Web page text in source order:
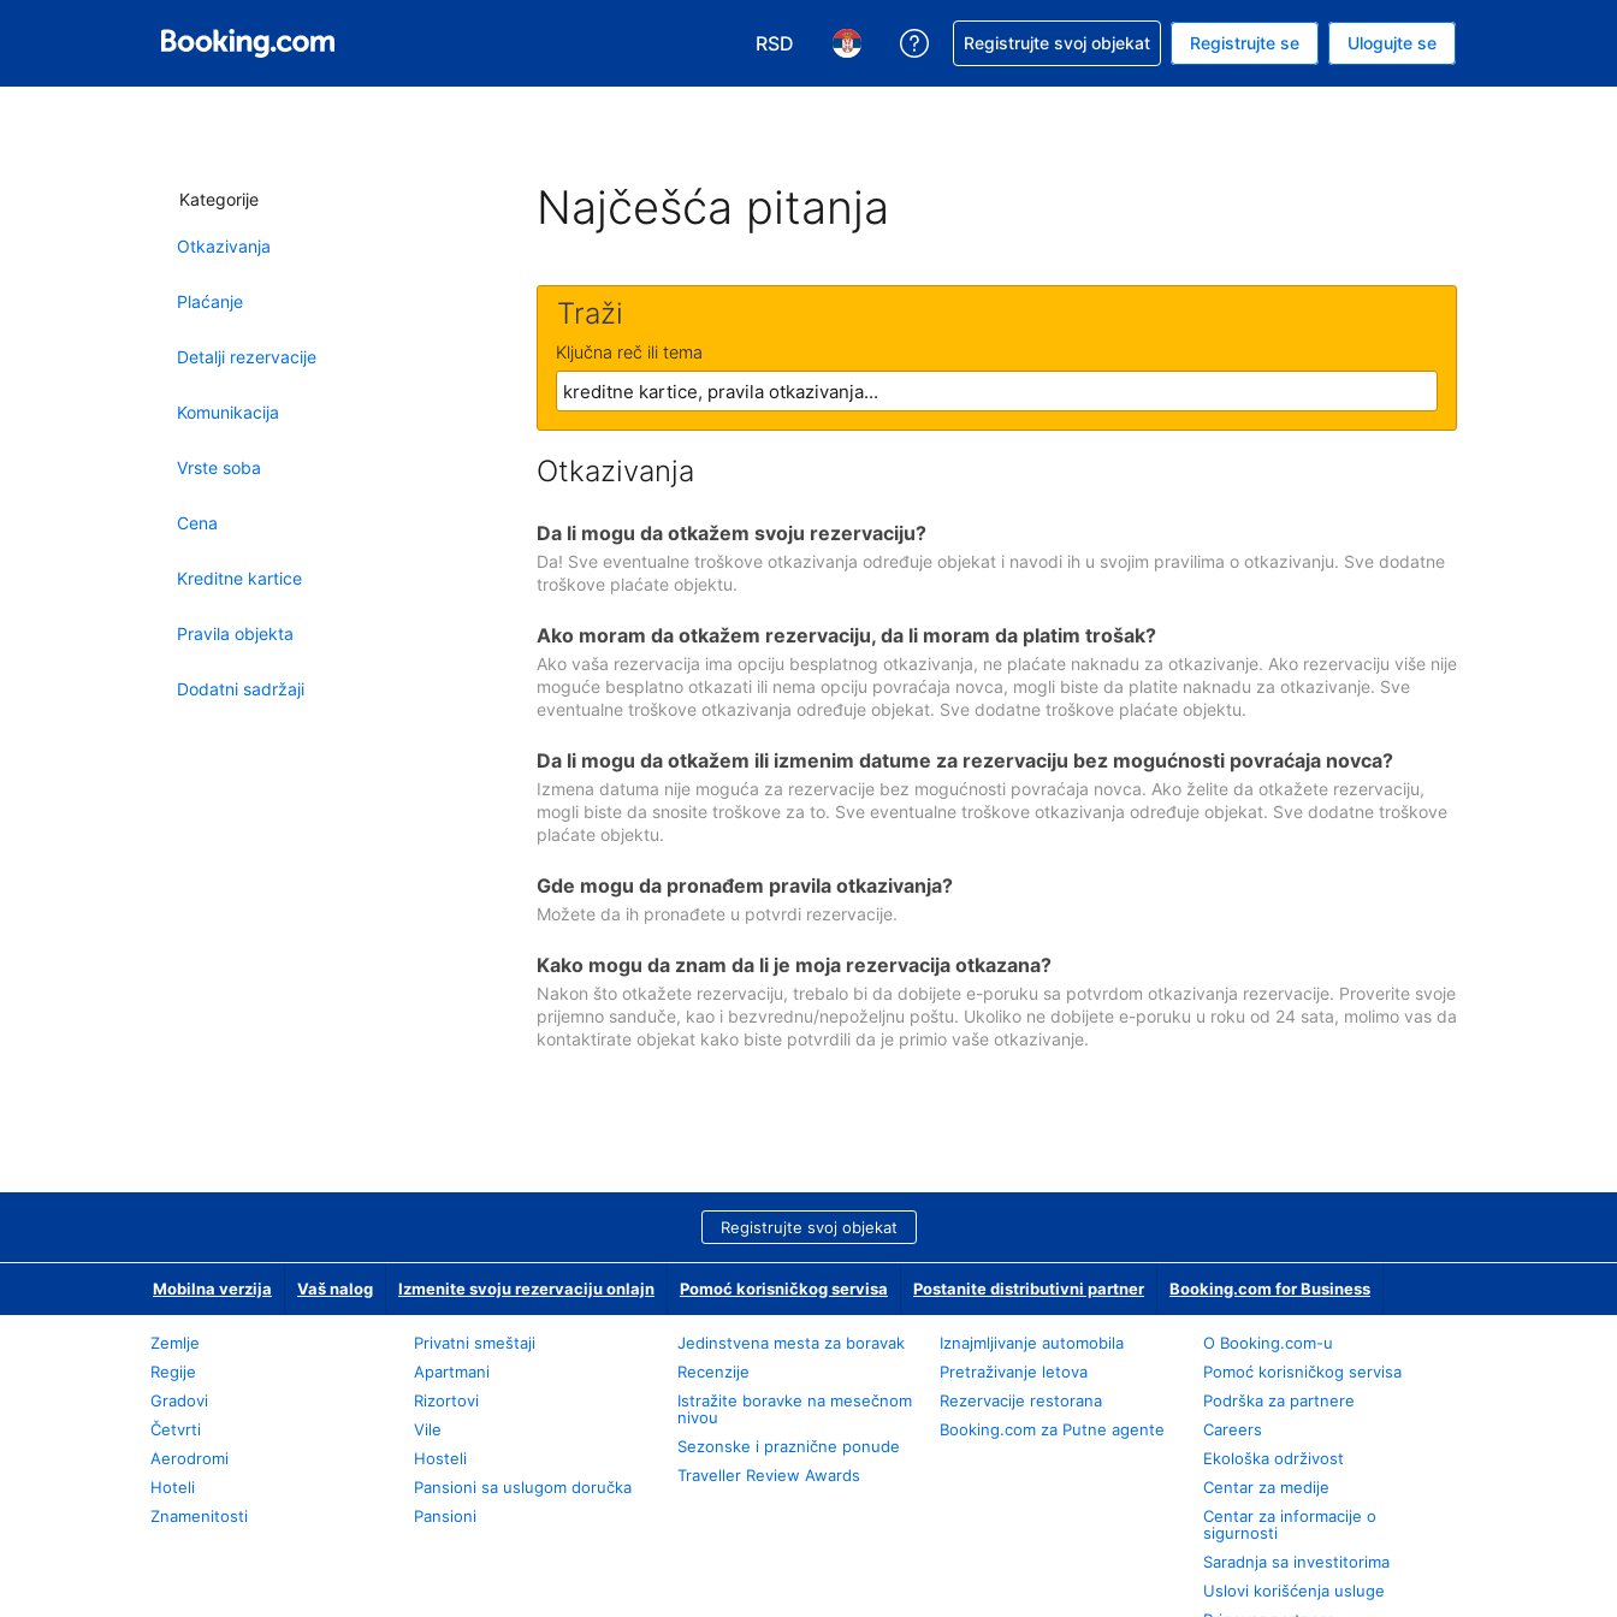
RSD
Izaberite valutu. Vaša trenutna valuta je dinar
Izaberite jezik. Vaš trenutni jezik je Srpskom
Zatražite pomoć u vezi sa rezervacijom
Registrujte svoj objekat Registrujte se Ulogujte se
Kategorije
Otkazivanja
Plaćanje
Detalji rezervacije
Komunikacija
Vrste soba
Cena
Kreditne kartice
Pravila objekta
Dodatni sadržaji
Najčešća pitanja
Traži
Ključna reč ili tema
Otkazivanja
Da li mogu da otkažem svoju rezervaciju?
Da! Sve eventualne troškove otkazivanja određuje objekat i navodi ih u svojim pravilima o otkazivanju. Sve dodatne
troškove plaćate objektu.
Ako moram da otkažem rezervaciju, da li moram da platim trošak?
Ako vaša rezervacija ima opciju besplatnog otkazivanja, ne plaćate naknadu za otkazivanje. Ako rezervaciju više nije
moguće besplatno otkazati ili nema opciju povraćaja novca, mogli biste da platite naknadu za otkazivanje. Sve
eventualne troškove otkazivanja određuje objekat. Sve dodatne troškove plaćate objektu.
Da li mogu da otkažem ili izmenim datume za rezervaciju bez mogućnosti povraćaja novca?
Izmena datuma nije moguća za rezervacije bez mogućnosti povraćaja novca. Ako želite da otkažete rezervaciju,
mogli biste da snosite troškove za to. Sve eventualne troškove otkazivanja određuje objekat. Sve dodatne troškove
plaćate objektu.
Gde mogu da pronađem pravila otkazivanja?
Možete da ih pronađete u potvrdi rezervacije.
Kako mogu da znam da li je moja rezervacija otkazana?
Nakon što otkažete rezervaciju, trebalo bi da dobijete e-poruku sa potvrdom otkazivanja rezervacije. Proverite svoje
prijemno sanduče, kao i bezvrednu/nepoželjnu poštu. Ukoliko ne dobijete e-poruku u roku od 24 sata, molimo vas da
kontaktirate objekat kako biste potvrdili da je primio vaše otkazivanje.
Registrujte svoj objekat
Mobilna verzija Vaš nalog Izmenite svoju rezervaciju onlajn Pomoć korisničkog servisa Postanite distributivni partner Booking.com for Business
Zemlje
Regije
Gradovi
Četvrti
Aerodromi
Hoteli
Znamenitosti
Privatni smeštaji
Apartmani
Rizortovi
Vile
Hosteli
Pansioni sa uslugom doručka
Pansioni
Jedinstvena mesta za boravak
Recenzije
Istražite boravke na mesečnom
nivou
Sezonske i praznične ponude
Traveller Review Awards
Iznajmljivanje automobila
Pretraživanje letova
Rezervacije restorana
Booking.com za Putne agente
О Booking.com-u
Pomoć korisničkog servisa
Podrška za partnere
Careers
Ekološka održivost
Centar za medije
Centar za informacije o
sigurnosti
Saradnja sa investitorima
Uslovi korišćenja usluge